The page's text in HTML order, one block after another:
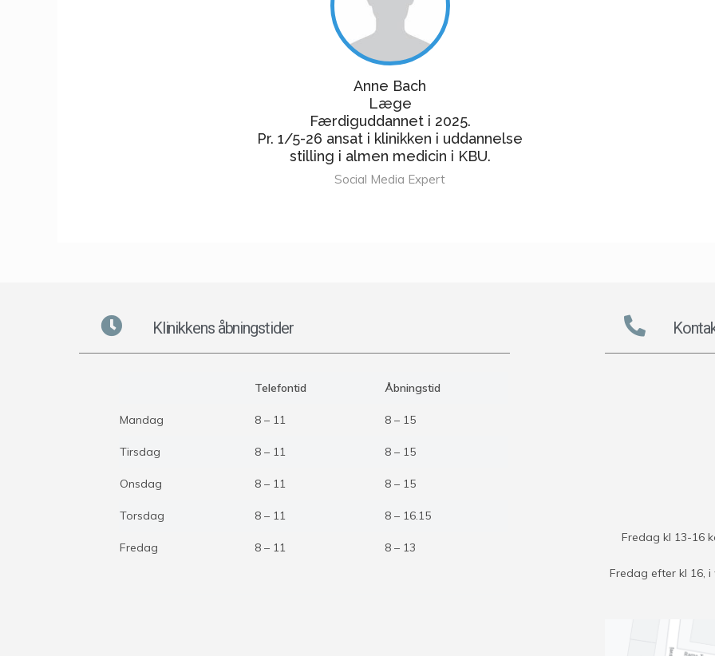
Anne Bach
Læge
Færdiguddannet i 2025.
Pr. 1/5-26 ansat i klinikken i uddannelse
stilling i almen medicin i KBU.
Social Media Expert
Klinikkens åbningstider
Telefontid Åbningstid
Mandag 8 – 11 8 – 15
Tirsdag 8 – 11 8 – 15
Onsdag 8 – 11 8 – 15
Torsdag 8 – 11 8 – 16.15
Fredag 8 – 11 8 – 13
Fredag kl 13-16
Fredag efter kl 16,